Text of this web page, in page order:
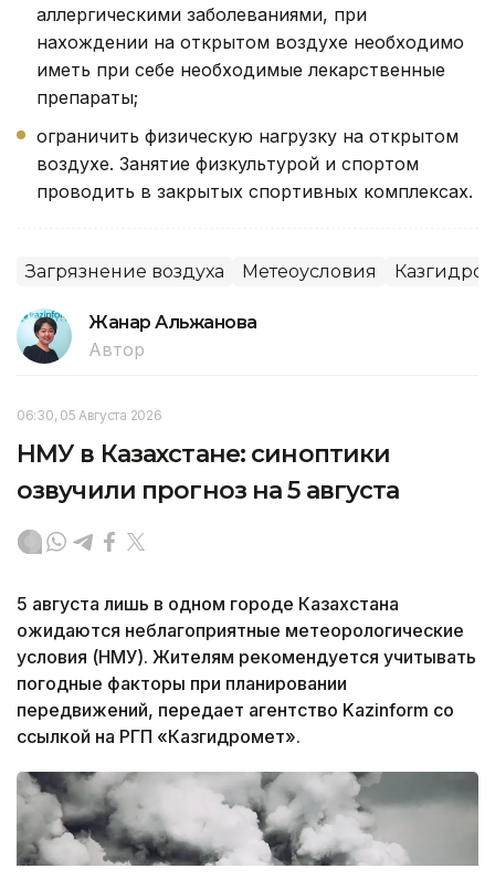
аллергическими заболеваниями, при
нахождении на открытом воздухе необходимо
иметь при себе необходимые лекарственные
препараты;
ограничить физическую нагрузку на открытом
воздухе. Занятие физкультурой и спортом
проводить в закрытых спортивных комплексах.
Загрязнение воздуха Метеоусловия
Жанар Альжанова
Автор
06:30, 05 Августа 2026
НМУ в Казахстане: синоптики
озвучили прогноз на 5 августа
5 августа лишь в одном городе Казахстана
ожидаются неблагоприятные метеорологические
условия (НМУ). Жителям рекомендуется учитывать
погодные факторы при планировании
передвижений, передает агентство Kazinform со
ссылкой на РГП «Казгидромет».